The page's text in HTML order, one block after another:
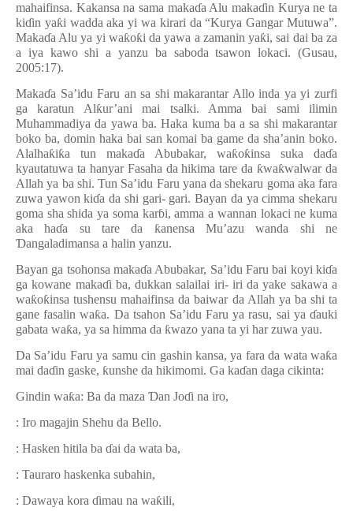
mahaifinsa. Kakansa na sama makaɗa Alu makaɗin Kurya ne ta
kiɗin yaƙi wadda aka yi wa kirari da“Kurya Gangar Mutuwa”.
Makaɗa Alu ya yi waƙoƙi da yawa a zamanin yaƙi, sai dai ba za
a iya kawo shi a yanzu ba saboda tsawon lokaci. (Gusau,
2005:17).
Makaɗa Sa’idu Faru an sa shi makarantar Allo inda ya yi zurfi
ga karatun Alƙur’ani mai tsalki. Amma bai sami ilimin
Muhammadiya da yawa ba. Haka kuma ba a sa shi makarantar
boko ba, domin haka bai san komai ba game da sha’anin boko.
Alalhaƙiƙa tun makaɗa Abubakar, waƙoƙinsa suka daɗa
kyautatuwa ta hanyar Fasaha da hikima tare da ƙwaƙwalwar da
Allah ya ba shi. Tun Sa’idu Faru yana da shekaru goma aka fara
zuwa yawon kiɗa da shi gari- gari. Bayan da ya cimma shekaru
goma sha shida ya soma karɓi, amma a wannan lokaci ne kuma
aka haɗa su tare da ƙanensa Mu’azu wanda shi ne
Ɗangaladimansa a halin yanzu.
Bayan ga tsohonsa makaɗa Abubakar, Sa’idu Faru bai koyi kiɗa
ga kowane makaɗi ba, dukkan salailai iri- iri da yake sakawa a
waƙoƙinsa tushensu mahaifinsa da baiwar da Allah ya ba shi ta
gane fasalin waƙa. Da tsahon Sa’idu Faru ya rasu, sai yaɗauki
gabata waƙa, ya sa himma da ƙwazo yana ta yi har zuwa yau.
Da Sa’idu Faru ya samu cin gashin kansa, ya fara da wata waƙa
mai daɗin gaske, ƙunshe da hikimomi. Ga kaɗan daga cikinta:
Gindin waƙa: Ba da maza Ɗan Joɗi na iro,
: Iro magajin Shehu da Bello.
: Hasken hitila ba ɗai da wata ba,
: Tauraro haskenka subahin,
: Dawaya kora ɗimau na waƙili,